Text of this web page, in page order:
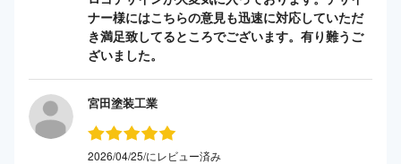
ナー様にはこちらの意見も迅速に対応していただ
き満足致してるところでございます。有り難うご
ざいました。
宮田塗装工業
2026/04/25/にレビュー済み